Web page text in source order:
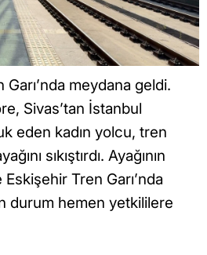
meydana geldi.
Sivas’tan İstanbul
eden kadın yolcu, tren
sıkıştırdı. Ayağının
Eskişehir Tren Garı’nda
durum hemen yetkililere